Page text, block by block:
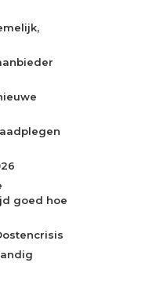
goed hoe